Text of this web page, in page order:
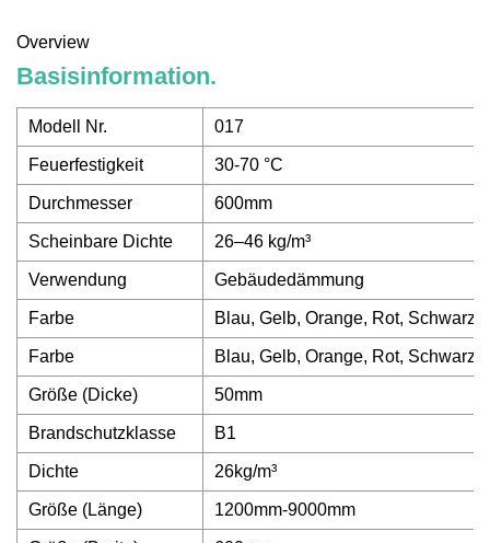
Overview
Basisinformation.
Modell Nr. 017
Feuerfestigkeit 30-70 °C
Durchmesser 600mm
Scheinbare Dichte 26–46 kg/m³
Verwendung Gebäudedämmung
Farbe Blau, Gelb, Orange, Rot, Schwarz,
Farbe Blau, Gelb, Orange, Rot, Schwarz,
Größe (Dicke) 50mm
Brandschutzklasse B1
Dichte 26kg/m³
Größe (Länge) 1200mm-9000mm